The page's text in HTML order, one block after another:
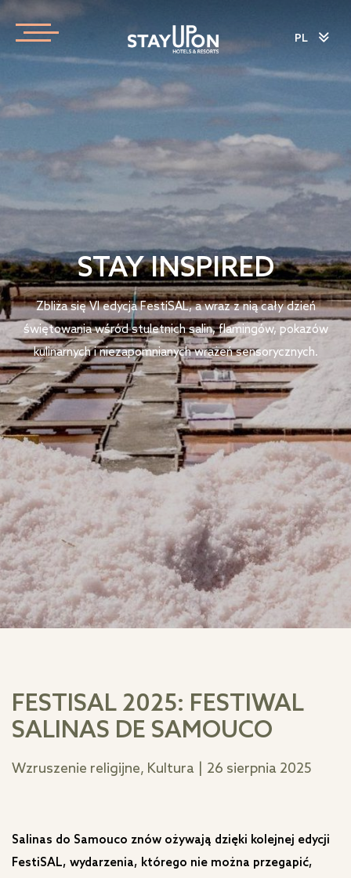
PL
STAY INSPIRED
Zbliża się VI edycja FestiSAL, a wraz z nią cały dzień
świętowania wśród stuletnich salin, flamingów, pokazów
kulinarnych i niezapomnianych wrażeń sensorycznych.
FESTISAL 2025: FESTIWAL
SALINAS DE SAMOUCO
Wzruszenie religijne, Kultura 26 sierpnia 2025
Salinas do Samouco znów ożywają dzięki kolejnej edycji
FestiSAL, wydarzenia, którego nie można przegapić,